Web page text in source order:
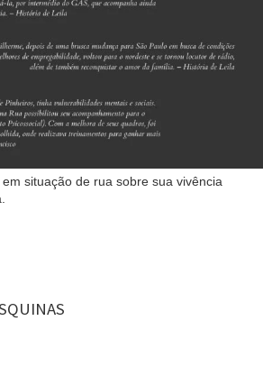
situação de rua sobre sua vivência